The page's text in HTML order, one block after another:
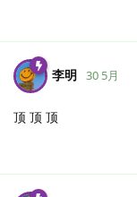
李明 30 5月
顶 顶 顶